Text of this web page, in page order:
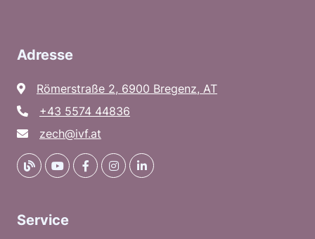
Adresse
Römerstraße 2, 6900 Bregenz, AT
+43 5574 44836
zech@ivf.at
Service